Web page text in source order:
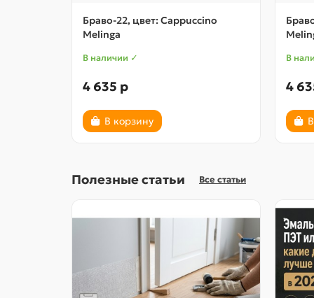
Браво-22, цвет: Cappuccino
Melinga
В наличии ✓
4 635 р
В корзину
В
4
Полезные статьи Все статьи